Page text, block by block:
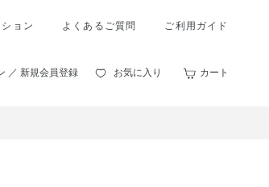
ョン よくあるご質問 ご利用ガイド
／ 新規会員登録 お気に入り カート